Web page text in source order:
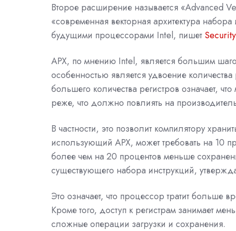
Второе расширение называется «Advanced
«современная векторная архитектура
будущими процессорами Intel, пишет
APX, по мнению Intel, является большим
особенностью является удвоение
большего количества регистров означает,
реже, что должно повлиять на
В частности, это позволит компилятору
использующий APX, может требовать на 10
более чем на 20 процентов меньше
существующего набора инструкций,
Это означает, что процессор тратит
Кроме того, доступ к регистрам занимает
сложные операции загрузки и сохранения.